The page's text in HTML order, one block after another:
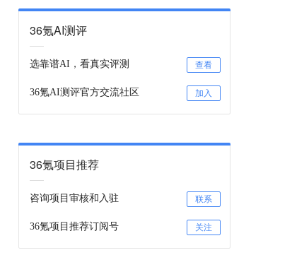
36氪AI测评
选靠谱AI，看真实评测 查看
36氪AI测评官方交流社区 加入
36氪项目推荐
咨询项目审核和入驻 联系
36氪项目推荐订阅号 关注